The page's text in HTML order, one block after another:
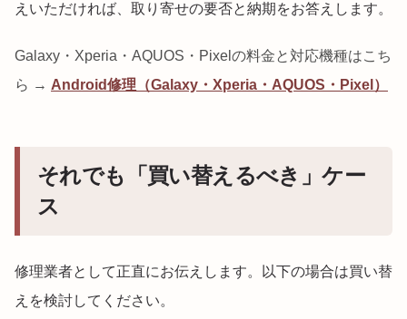
えいただければ、取り寄せの要否と納期をお答えします。
Galaxy・Xperia・AQUOS・Pixelの料金と対応機種はこち
ら → Android修理（Galaxy・Xperia・AQUOS・Pixel）
それでも「買い替えるべき」ケー
ス
修理業者として正直にお伝えします。以下の場合は買い替
えを検討してください。